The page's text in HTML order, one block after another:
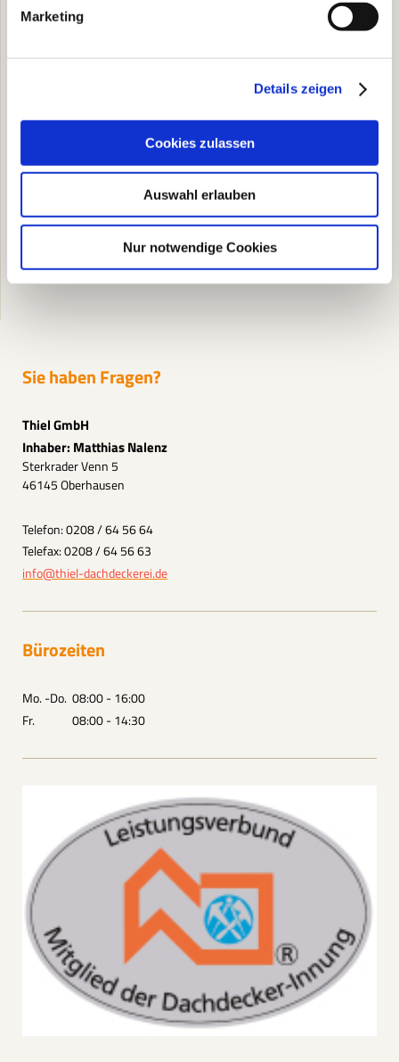
Marketing
Details zeigen
Cookies zulassen
Auswahl erlauben
Nur notwendige Cookies
Sie haben Fragen?
Thiel GmbH
Inhaber: Matthias Nalenz
Sterkrader Venn 5
46145 Oberhausen
Telefon: 0208 / 64 56 64
Telefax: 0208 / 64 56 63
info@thiel-dachdeckerei.de
Bürozeiten
Mo. -Do. 08:00 - 16:00
Fr. 08:00 - 14:30